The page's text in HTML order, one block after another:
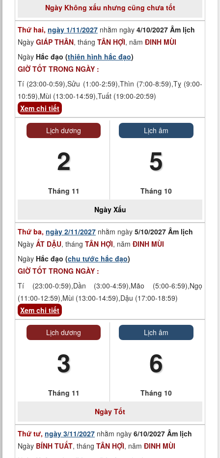
NgàyKhông xấu nhưng cũng chưa tốt
Thứ hai, ngày 1/11/2027 nhằm ngày 4/10/2027 Âm lịch
Ngày GIÁP THÂN, tháng TÂN HỢI, năm ĐINH MÙI
Ngày Hắc đạo (thiên hình hắc đạo)
GIỜ TỐT TRONG NGÀY :
Tí (23:00-0:59),Sửu (1:00-2:59),Thìn (7:00-8:59),Tỵ (9:00-
10:59),Mùi (13:00-14:59),Tuất (19:00-20:59)
Xem chi tiết
Lịch dương
2
Tháng 11
Lịch âm
5
Tháng 10
Ngày Xấu
Thứ ba, ngày 2/11/2027 nhằm ngày 5/10/2027 Âm lịch
Ngày ẤT DẬU, tháng TÂN HỢI, năm ĐINH MÙI
Ngày Hắc đạo (chu tước hắc đạo)
GIỜ TỐT TRONG NGÀY :
Tí (23:00-0:59),Dần (3:00-4:59),Mão (5:00-6:59),Ngọ
(11:00-12:59),Mùi (13:00-14:59),Dậu (17:00-18:59)
Xem chi tiết
Lịch dương
3
Tháng 11
Lịch âm
6
Tháng 10
Ngày Tốt
Thứ tư, ngày 3/11/2027 nhằm ngày 6/10/2027 Âm lịch
Ngày BÍNH TUẤT, tháng TÂN HỢI, năm ĐINH MÙI